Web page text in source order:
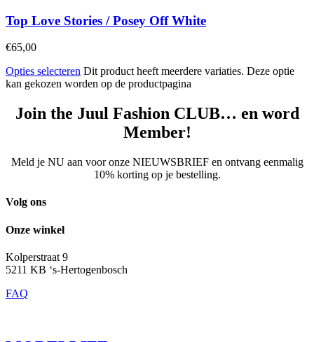
Top Love Stories / Posey Off White
€65,00
Opties selecteren Dit product heeft meerdere variaties. Deze optie
kan gekozen worden op de productpagina
Join the Juul Fashion CLUB… en word
Member!
Meld je NU aan voor onze NIEUWSBRIEF en ontvang eenmalig
10% korting op je bestelling.
Volg ons
Onze winkel
Kolperstraat 9
5211 KB ‘s-Hertogenbosch
FAQ